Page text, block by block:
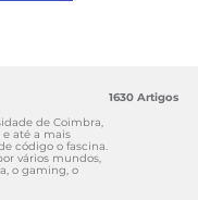
de Coimbra,
e até a mais
código o fascina.
vários mundos,
o gaming, o
1630 Artigos